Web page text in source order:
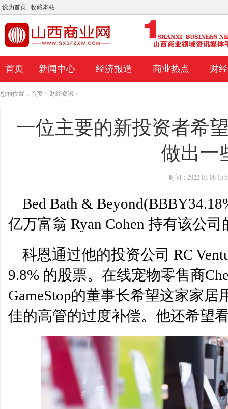
设为首页 收藏本站
首页 新闻中心 经济报道 商业热点 财
您的位置： 首页 > 财经资讯 >
一位主要的新投资者希
做出一
时间：2022-03-08
Bed Bath &
亿万富翁 Ryan Cohen 持有该公
科恩通过他的投资公司 RC
9.8% 的股票。在线宠物零售商
GameStop的董事长希望这家家
佳的高管的过度补偿。他还希望
位主要的新投资者希望这家陷入困境的零售 一家著名投资银行的分